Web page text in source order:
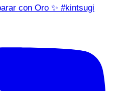
con Oro ✨ #kintsugi